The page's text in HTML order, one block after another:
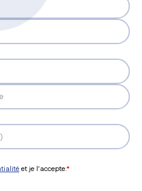
et je l'accepte.*